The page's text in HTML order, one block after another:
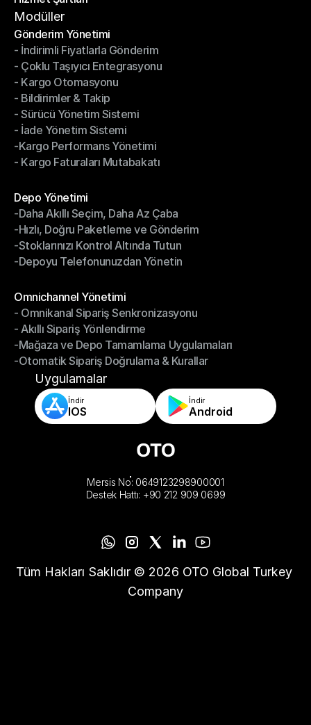
Hizmet Şartları
Modüller
Gönderim Yönetimi
Gönderim Yönetimi
- İndirimli Fiyatlarla Gönderim
- İndirimli Fiyatlarla Gönderim
- Çoklu Taşıyıcı Entegrasyonu
- Çoklu Taşıyıcı Entegrasyonu
- Kargo Otomasyonu
- Kargo Otomasyonu
- Bildirimler & Takip
- Bildirimler & Takip
- Sürücü Yönetim Sistemi
- Sürücü Yönetim Sistemi
- İade Yönetim Sistemi
- İade Yönetim Sistemi
-Kargo Performans Yönetimi
-Kargo Performans Yönetimi
- Kargo Faturaları Mutabakatı
Depo Yönetimi
Depo Yönetimi
-Daha Akıllı Seçim, Daha Az Çaba
-Daha Akıllı Seçim, Daha Az Çaba
-Hızlı, Doğru Paketleme ve Gönderim
-Hızlı, Doğru Paketleme ve Gönderim
-Stoklarınızı Kontrol Altında Tutun
-Stoklarınızı Kontrol Altında Tutun
-Depoyu Telefonunuzdan Yönetin
Omnichannel Yönetimi
Omnichannel Yönetimi
- Omnikanal Sipariş Senkronizasyonu
- Omnikanal Sipariş Senkronizasyonu
- Akıllı Sipariş Yönlendirme
- Akıllı Sipariş Yönlendirme
-Mağaza ve Depo Tamamlama Uygulamaları
-Mağaza ve Depo Tamamlama Uygulamaları
-Otomatik Sipariş Doğrulama & Kurallar
-Otomatik Sipariş Doğrulama & Kurallar
Uygulamalar
İndir
IOS
İndir
Android
Mersis No: 0649123298900001
Destek Hattı: +90 212 909 0699
Tüm Hakları Saklıdır © 2026 OTO Global Turkey
Company